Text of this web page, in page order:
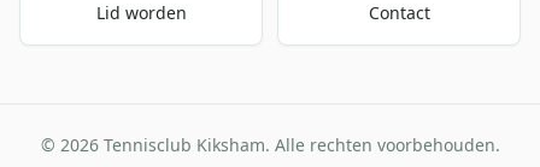
Lid worden Contact
© 2026 Tennisclub Kiksham. Alle rechten voorbehouden.